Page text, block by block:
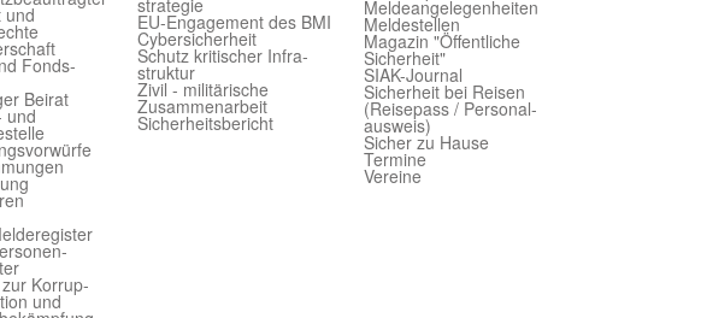
und
Fonds­
Beirat
und
zur Korrup­
und
strategie
EU-Engagement des BMI
Cybersicherheit
Schutz kritischer Infra­
struktur
Zivil - militärische
Zusammen­arbeit
Sicherheits­bericht
Melde­an­ge­le­gen­heiten
Meld­estellen
Magazin "Öffentliche
Sicherheit"
SIAK-Journal
Sicherheit bei Reisen
(Reise­pass / Personal­
ausweis)
Sicher zu Hause
Termine
Vereine